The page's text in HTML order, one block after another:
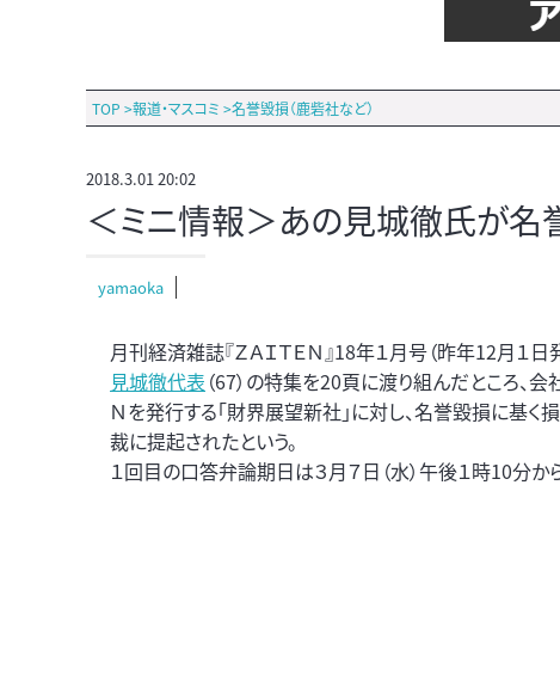
TOP >報道・マスコミ >名誉毀損（鹿砦社など）
2018.3.01 20:02
＜ミニ情報＞あの見城徹氏が名誉
yamaoka
月刊経済雑誌『ＺＡＩＴＥＮ』18年１月号（昨年12月１
見城徹代表 （67）の特集を20頁に渡り組んだところ、会
Ｎを発行する「財界展望新社」に対し、名誉毀損に基
裁に提起されたという。
１回目の口答弁論期日は３月７日（水）午後１時10分から